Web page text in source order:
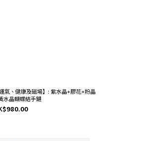
氣、健康及磁場】: 紫水晶+膠花+粉晶
水晶蝴蝶結手鏈